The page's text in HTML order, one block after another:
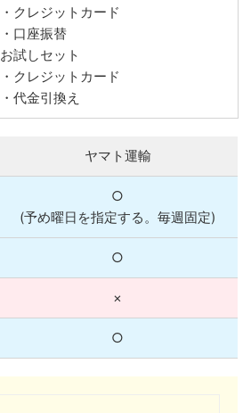
・クレジットカード
・口座振替
お試しセット
・クレジットカード
・代金引換え
ヤマト運輸
○
(予め曜日を指定する。毎週固定)
○
×
○